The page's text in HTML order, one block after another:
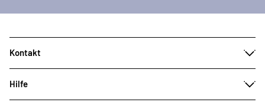
Kontakt
Hilfe